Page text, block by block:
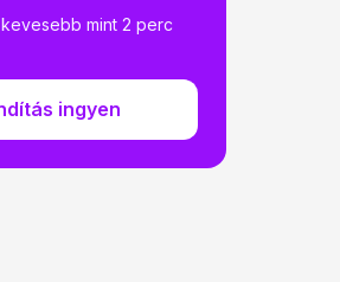
mint 2 perc
ingyen